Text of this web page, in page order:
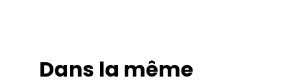
Dans la même